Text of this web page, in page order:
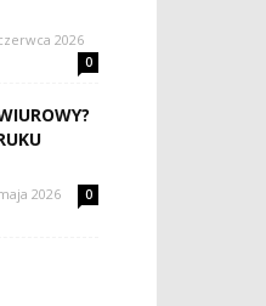
2026
0
2026 0